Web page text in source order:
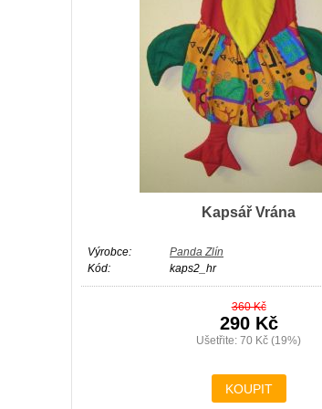
Kapsář Vrána
Výrobce:
Panda Zlín
Kód:
kaps2_hr
360 Kč
290 Kč
Ušetřite: 70 Kč (19%)
KOUPIT